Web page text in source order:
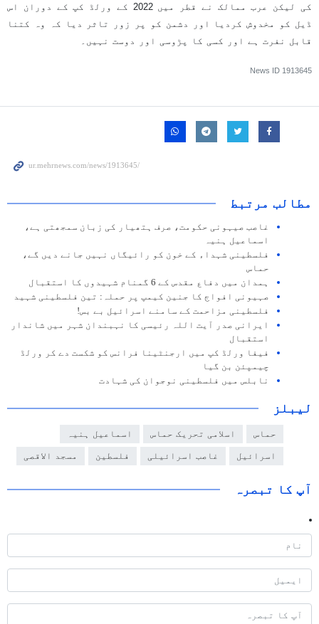
کی لیکن عرب ممالک نے قطر میں 2022 کے ورلڈ کپ کے دوران اس
ڈیل کو مخدوش کردیا اور دشمن کو پر زور تاثر دیا کہ وہ کتنا
قابل نفرت ہے اور کسی کا پڑوسی اور دوست نہیں۔
News ID 1913645
مطالب مرتبط
غاصب صیہونی حکومت، صرف ہتھیار کی زبان سمجھتی ہے،
اسماعیل ہنیہ
فلسطینی شہداء کے خون کو رائیگاں نہیں جانے دیں گے،
حماس
ہمدان میں دفاع مقدس کے 6 گمنام شہیدوں کا استقبال
صہیونی افواج کا جنین کیمپ پر حملہ: تین فلسطینی شہید
فلسطینی مزاحمت کے سامنے اسرائیل بے بس!
ایرانی صدر آیت اللہ رئیسی کا نہبندان شہر میں شاندار
استقبال
فیفا ورلڈ کپ میں ارجنٹینا فرانس کو شکست دے کر ورلڈ
چیمپئن بن گیا
نابلس میں فلسطینی نوجوان کی شہادت
لیبلز
حماس اسلامی تحریک حماس اسماعیل ہنیہ
اسرائیل غاصب اسرائیلی فلسطین مسجد الاقصی
آپ کا تبصرہ